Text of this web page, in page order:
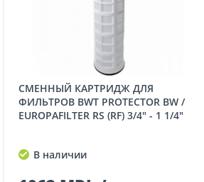
СМЕННЫЙ КАРТРИДЖ ДЛЯ
ФИЛЬТРОВ BWT PROTECTOR BW /
EUROPAFILTER RS (RF) 3/4" - 1 1/4"
В наличии